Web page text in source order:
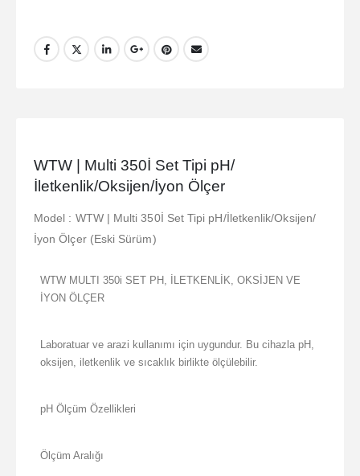
WTW | Multi 350İ Set Tipi pH/
İletkenlik/Oksijen/İyon Ölçer
Model : WTW | Multi 350İ Set Tipi pH/İletkenlik/Oksijen/
İyon Ölçer (Eski Sürüm)
WTW MULTI 350i SET PH, İLETKENLİK, OKSİJEN VE
İYON ÖLÇER
Laboratuar ve arazi kullanımı için uygundur. Bu cihazla pH,
oksijen, iletkenlik ve sıcaklık birlikte ölçülebilir.
pH Ölçüm Özellikleri
Ölçüm Aralığı